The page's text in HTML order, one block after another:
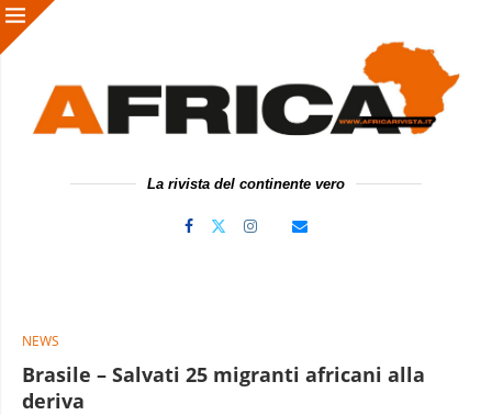
La rivista del continente vero
NEWS
Brasile – Salvati 25 migranti africani alla
deriva